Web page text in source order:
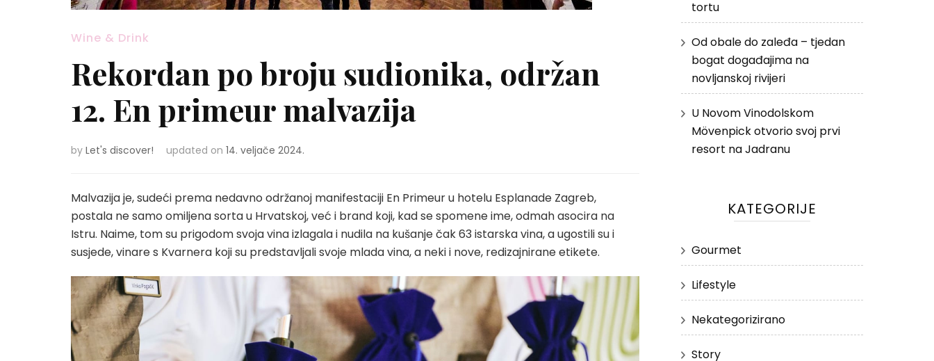
Wine & Drink
Rekordan po broju sudionika, održan
12. En primeur malvazija
by Let's discover! updated on 14. veljače 2024.
Malvazija je, sudeći prema nedavno održanoj manifestaciji En Primeur u hotelu Esplanade Zagreb,
postala ne samo omiljena sorta u Hrvatskoj, već i brand koji, kad se spomene ime, odmah asocira na
Istru. Naime, tom su prigodom svoja vina izlagala i nudila na kušanje čak 63 istarska vina, a ugostili su i
susjede, vinare s Kvarnera koji su predstavljali svoje mlada vina, a neki i nove, redizajnirane etikete.
tortu
Od obale do zaleđa – tjedan
bogat događajima na
novljanskoj rivijeri
U Novom Vinodolskom
Mövenpick otvorio svoj prvi
resort na Jadranu
KATEGORIJE
Gourmet
Lifestyle
Nekategorizirano
Story